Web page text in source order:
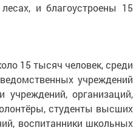
и благоустроены 15
15 тысяч человек, среди
учреждений
учреждений, организаций,
студенты высших
воспитанники школьных